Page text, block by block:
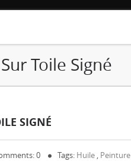
Toile Signé
SIGNÉ
0 Tags: Huile , Peinture